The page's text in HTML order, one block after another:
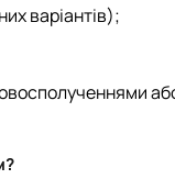
варіантів);